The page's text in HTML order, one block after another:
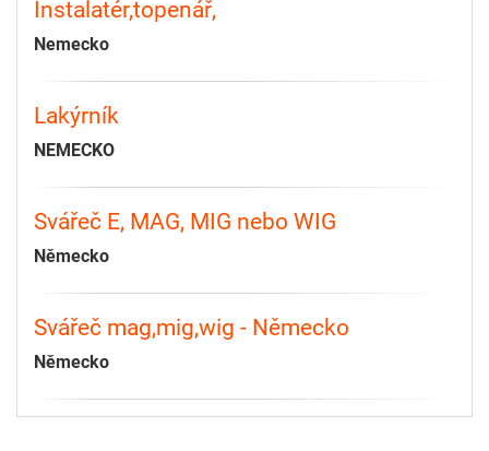
Instalatér,topenář,
Nemecko
Lakýrník
NEMECKO
Svářeč E, MAG, MIG nebo WIG
Německo
Svářeč mag,mig,wig - Německo
Německo